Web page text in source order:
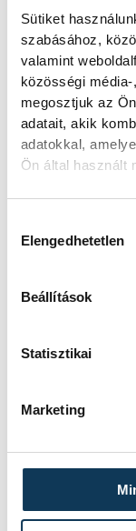
Sütiket
szabásához,
valamint
közösségi
megosztjuk az
adatait, akik
adatokkal,
Ön által használt
Elengedhetetlen
Beállítások
Statisztikai
Marketing
étellel
a
Hatalmas
az
inflációs
A folyó
máshol
akna